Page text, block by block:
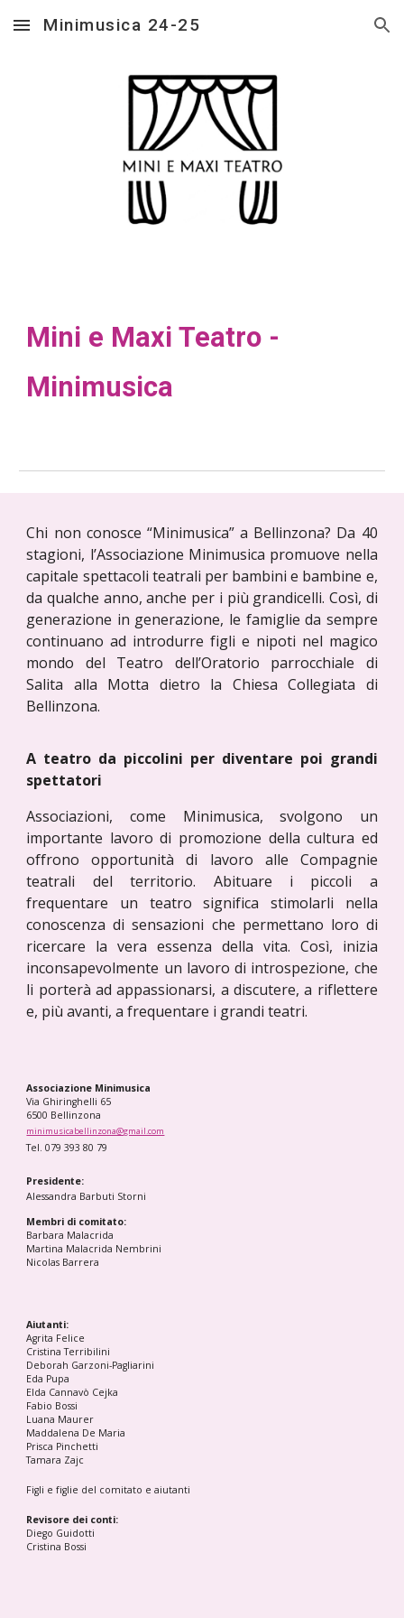
Skip to main content Skip to navigation
Minimusica 24-25
Mini e Maxi Teatro -
Minimusica
Chi non conosce “Minimusica” a Bellinzona? Da 40
stagioni, l’Associazione Minimusica promuove nella
capitale spettacoli teatrali per bambini e bambine e,
da qualche anno, anche per i più grandicelli. Così, di
generazione in generazione, le famiglie da sempre
continuano ad introdurre figli e nipoti nel magico
mondo del Teatro dell’Oratorio parrocchiale di
Salita alla Motta dietro la Chiesa Collegiata di
Bellinzona.
A teatro da piccolini per diventare poi grandi
spettatori
Associazioni, come Minimusica, svolgono un
importante lavoro di promozione della cultura ed
offrono opportunità di lavoro alle Compagnie
teatrali del territorio. Abituare i piccoli a
frequentare un teatro significa stimolarli nella
conoscenza di sensazioni che permettano loro di
ricercare la vera essenza della vita. Così, inizia
inconsapevolmente un lavoro di introspezione, che
li porterà ad appassionarsi, a discutere, a riflettere
e, più avanti, a frequentare i grandi teatri.
Associazione Minimusica
Via Ghiringhelli 65
6500 Bellinzona
minimusicabellinzona@gmail.com
Tel. 079 393 80 79
Presidente:
Alessandra Barbuti Storni
Membri di comitato:
Barbara Malacrida
Martina Malacrida Nembrini
Nicolas Barrera
Aiutanti:
Agrita Felice
Cristina Terribilini
Deborah Garzoni-Pagliarini
Eda Pupa
Elda Cannavò Cejka
Fabio Bossi
Luana Maurer
Maddalena De Maria
Prisca Pinchetti
Tamara Zajc
Figli e figlie del comitato e aiutanti
Revisore dei conti:
Diego Guidotti
Cristina Bossi